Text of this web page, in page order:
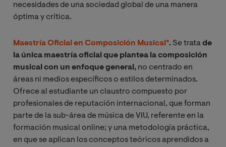
necesidades de una sociedad global de una manera
óptima y crítica.
Maestría Oficial en Composición Musical*. Se tratade
la única maestría oficial que plantea la composición
musical con un enfoque general, no centrado en
áreas ni medios específicos o estilos determinados.
Ofrece al estudiante un claustro compuesto por
profesionales de reputación internacional, que forman
parte de la sub-área de música de VIU, referente en la
formación musical online; y una metodología práctica,
en que se aplican los conceptos teóricos aprendidos a